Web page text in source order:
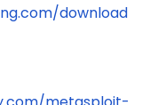
download